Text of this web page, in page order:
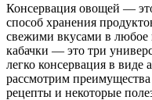
Консервация овощей —
способ хранения
свежими вкусами в
кабачки — это три
легко консервация в виде
рассмотрим
рецепты и некоторые